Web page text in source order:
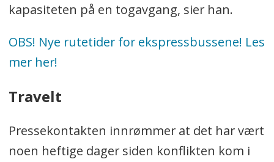
kapasiteten på en togavgang, sier han.
OBS! Nye rutetider for ekspressbussene! Les
mer her!
Travelt
Pressekontakten innrømmer at det har vært
noen heftige dager siden konflikten kom i